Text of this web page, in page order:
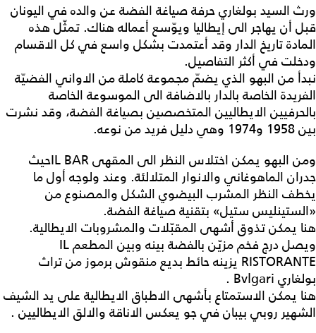
ورث السيد بولغاري حرفة صياغة الفضة عن والده في اليونان
قبل أن يهاجر الى إيطاليا ويوّسع أعماله هناك. تمثّل هذه
المادة تاريخ الدار وقد أعتمدت بشكل واسع في كل الاقسام
ودخلت في أكثر التفاصيل.
نبدأ من البهو الذي يضمّ مجموعة كاملة من الاواني الفضيّة
الفريدة الخاصة بالدار بالاضافة الى الموسوعة الخاصة
بالحرفيين الايطاليين المتخصصين بصياغة الفضة، وقد نشرت
بين 1958 و1974 وهي دليل فريد من نوعه.
ومن البهو يمكن اختلاس النظر الى المقهى IL BARحيث
جدران الماهوغاني والانوار المتلالئة. وعند ولوجه أول ما
يخطف النظر المشرب البيضوي الشكل والمصنوع من
«الستينليس ستيل» بتقنية صياغة الفضة.
هنا يمكن تذوق أشهى المقبّلات والمشروبات الايطالية.
ويصل درج فخم مزيّن بالفضة بينه وبين المطعم IL
RISTORANTE يزينه حائط بديع منقوش برموز من تراث
بولغاري Bvlgari .
هنا يمكن الاستمتاع بأشهى الاطباق الايطالية على يد الشيف
الشهير روبي بيبان في جو يعكس الاناقة والالق الايطاليين .